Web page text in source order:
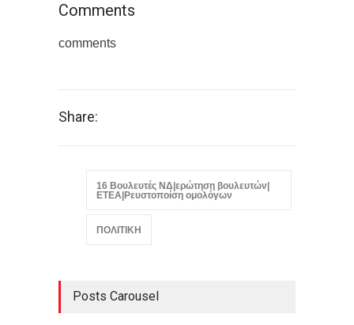
Comments
comments
Share:
16 Βουλευτές ΝΔ|ερώτηση βουλευτών|
ΕΤΕΑ|Ρευστοποίση ομολόγων
ΠΟΛΙΤΙΚΗ
Posts Carousel